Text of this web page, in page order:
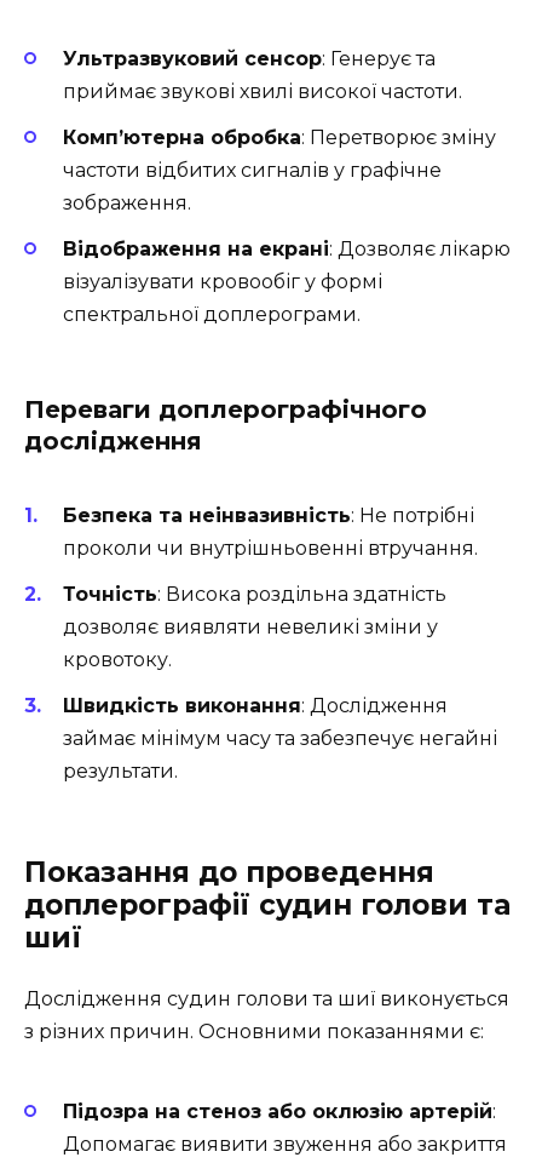
Ультразвуковий сенсор: Генерує та
приймає звукові хвилі високої частоти.
Комп’ютерна обробка: Перетворює зміну
частоти відбитих сигналів у графічне
зображення.
Відображення на екрані: Дозволяє лікарю
візуалізувати кровообіг у формі
спектральної доплерограми.
Переваги доплерографічного
дослідження
Безпека та неінвазивність: Не потрібні
проколи чи внутрішньовенні втручання.
Точність: Висока роздільна здатність
дозволяє виявляти невеликі зміни у
кровотоку.
Швидкість виконання: Дослідження
займає мінімум часу та забезпечує негайні
результати.
Показання до проведення
доплерографії судин голови та
шиї
Дослідження судин голови та шиї виконується
з різних причин. Основними показаннями є:
Підозра на стеноз або оклюзію артерій:
Допомагає виявити звуження або закриття